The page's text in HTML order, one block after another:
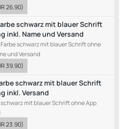
Und besser als du bekomme ich
2454
traurige News von der
reisende HUSS UFO
26.90)
schwarz mit blauer Schrift
inkl. Name und Versand
schwarz mit blauer Schrift ohne
und Versand
39.90)
schwarz mit blauer Schrift
inkl. Versand
mit blauer Schrift ohne App
23.90)